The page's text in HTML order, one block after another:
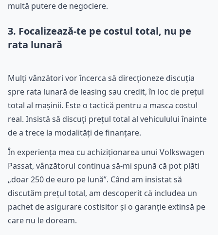
multă putere de negociere.
3. Focalizează-te pe costul total, nu pe
rata lunară
Mulți vânzători vor încerca să direcționeze discuția
spre rata lunară de leasing sau credit, în loc de prețul
total al mașinii. Este o tactică pentru a masca costul
real. Insistă să discuți prețul total al vehiculului înainte
de a trece la modalități de finanțare.
În experiența mea cu achiziționarea unui Volkswagen
Passat, vânzătorul continua să-mi spună că pot plăti
„doar 250 de euro pe lună”. Când am insistat să
discutăm prețul total, am descoperit că includea un
pachet de asigurare costisitor și o garanție extinsă pe
care nu le doream.